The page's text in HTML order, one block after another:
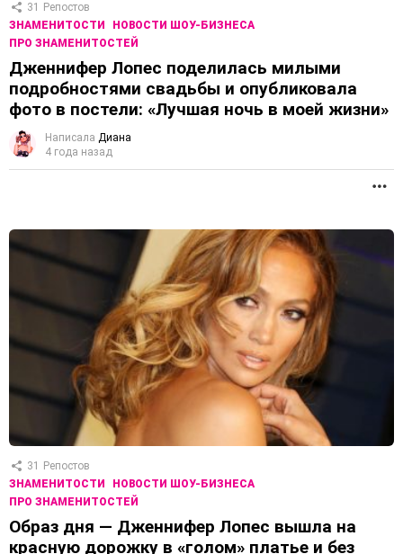
31
Репостов
ЗНАМЕНИТОСТИ
НОВОСТИ ШОУ-БИЗНЕСА
ПРО ЗНАМЕНИТОСТЕЙ
Дженнифер Лопес поделилась милыми
подробностями свадьбы и опубликовала
фото в постели: «Лучшая ночь в моей жизни»
Написала Диана
4 года назад
31
Репостов
ЗНАМЕНИТОСТИ
НОВОСТИ ШОУ-БИЗНЕСА
ПРО ЗНАМЕНИТОСТЕЙ
Образ дня — Дженнифер Лопес вышла на
красную дорожку в «голом» платье и без